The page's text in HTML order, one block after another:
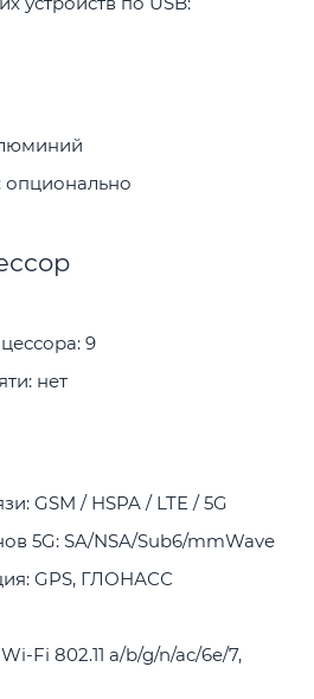
опционально
9
нет
GSM / HSPA / LTE / 5G
5G: SA/NSA/Sub6/mmWave
GPS, ГЛОНАСС
Fi 802.11 a/b/g/n/ac/6e/7,